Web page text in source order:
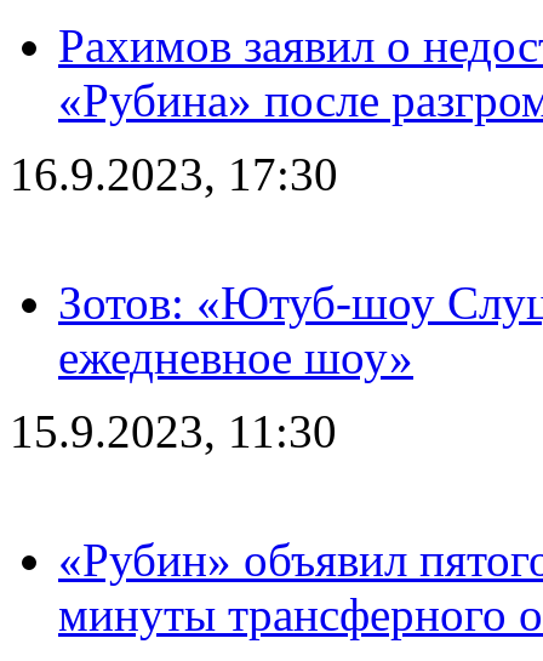
Рахимов заявил о
«Рубина» после
16.9.2023, 17:30
Зотов: «Ютуб-шоу
ежедневное шоу»
15.9.2023, 11:30
«Рубин» объявил
минуты трансферного